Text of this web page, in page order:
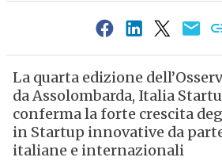
La quarta edizione
da Assolombarda, Italia
conferma la forte crescita
in Startup innovative da
italiane e internazionali